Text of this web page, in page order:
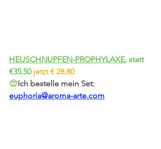
HEUSCHNUPFEN-PROPHYLAXE, statt
€35,50 jetzt € 28,80
😍Ich bestelle mein Set:
euphoria@aroma-arte.com